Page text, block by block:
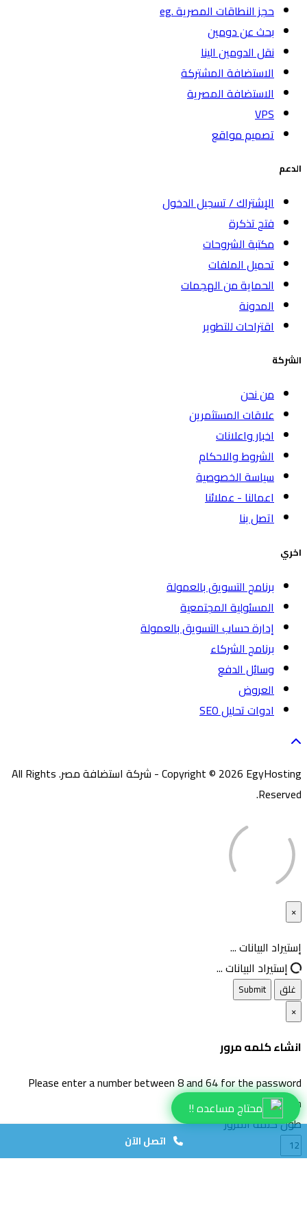
محتاج مساعده !!
اتصل الآن
حجز النطاقات المصرية .eg
بحث عن دومين
نقل الدومين الينا
الاستضافة المشتركة
الاستضافة المصرية
VPS
تصميم مواقع
الدعم
الإشتراك / تسجيل الدخول
فتح تذكرة
مكتبة الشروحات
تحميل الملفات
الحماية من الهجمات
المدونة
اقتراحات للتطوير
الشركة
من نحن
علاقات المستثمرين
اخبار واعلانات
الشروط والاحكام
سياسة الخصوصية
اعمالنا - عملائنا
اتصل بنا
اخري
برنامج التسويق بالعمولة
المسئولية المجتمعية
إدارة حساب التسويق بالعمولة
برنامج الشركاء
وسائل الدفع
العروض
ادوات تحليل SEO
Copyright © 2026 EgyHosting - شركة استضافة مصر. All Rights
Reserved.
×
غلق
إستيراد البيانات ...
إستيراد البيانات ...
غلق
Submit
×
انشاء كلمه مرور
Please enter a number between 8 and 64 for the password
length
طول كلمة المرور